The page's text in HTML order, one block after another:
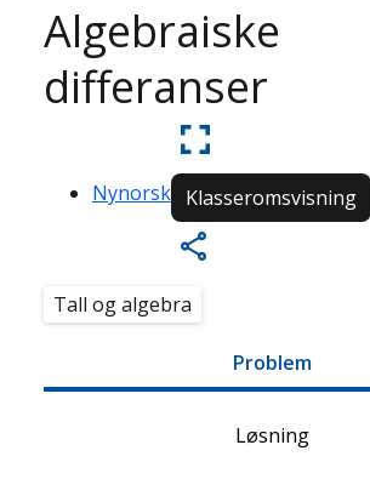
Algebraiske
differanser
Nynorsk Klasseromsvisning
Tall og algebra
Problem
Løsning